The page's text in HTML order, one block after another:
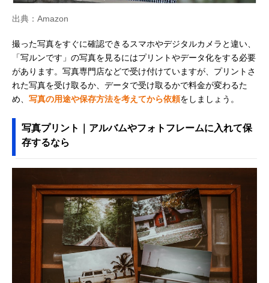
出典：Amazon
撮った写真をすぐに確認できるスマホやデジタルカメラと違い、
「写ルンです」の写真を見るにはプリントやデータ化をする必要
があります。写真専門店などで受け付けていますが、プリントさ
れた写真を受け取るか、データで受け取るかで料金が変わるた
め、 写真の用途や保存方法を考えてから依頼をしましょう。
写真プリント｜アルバムやフォトフレームに入れて保
存するなら